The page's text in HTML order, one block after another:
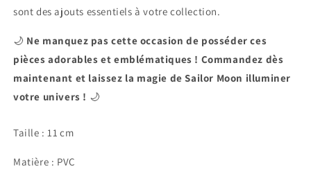
sont des ajouts essentiels à votre collection.
🌙 Ne manquez pas cette occasion de posséder ces
pièces adorables et emblématiques ! Commandez dès
maintenant et laissez la magie de Sailor Moon illuminer
votre univers ! 🌙
Taille :11cm
Matière : PVC